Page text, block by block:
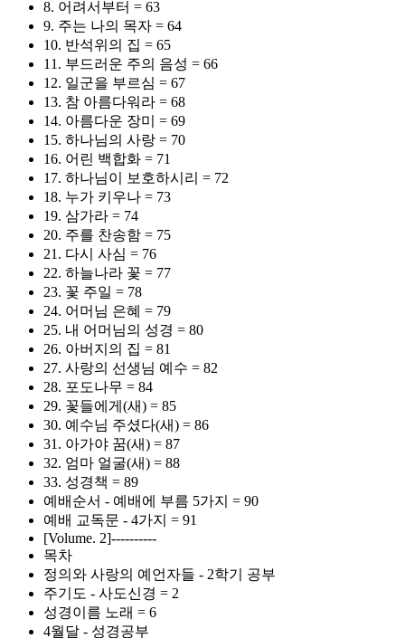
8. 어려서부터 = 63
9. 주는 나의 목자 = 64
10. 반석위의 집 = 65
11. 부드러운 주의 음성 = 66
12. 일군을 부르심 = 67
13. 참 아름다워라 = 68
14. 아름다운 장미 = 69
15. 하나님의 사랑 = 70
16. 어린 백합화 = 71
17. 하나님이 보호하시리 = 72
18. 누가 키우나 = 73
19. 삼가라 = 74
20. 주를 찬송함 = 75
21. 다시 사심 = 76
22. 하늘나라 꽃 = 77
23. 꽃 주일 = 78
24. 어머님 은혜 = 79
25. 내 어머님의 성경 = 80
26. 아버지의 집 = 81
27. 사랑의 선생님 예수 = 82
28. 포도나무 = 84
29. 꽃들에게(새) = 85
30. 예수님 주셨다(새) = 86
31. 아가야 꿈(새) = 87
32. 엄마 얼굴(새) = 88
33. 성경책 = 89
예배순서 - 예배에 부름 5가지 = 90
예배 교독문 - 4가지 = 91
[Volume. 2]----------
목차
정의와 사랑의 예언자들 - 2학기 공부
주기도 - 사도신경 = 2
성경이름 노래 = 6
4월달 - 성경공부